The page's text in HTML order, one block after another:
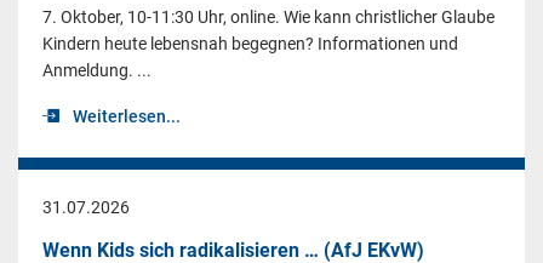
7. Oktober, 10-11:30 Uhr, online. Wie kann christlicher Glaube
Kindern heute lebensnah begegnen? Informationen und
Anmeldung. ...
Weiterlesen...
31.07.2026
Wenn Kids sich radikalisieren … (AfJ EKvW)